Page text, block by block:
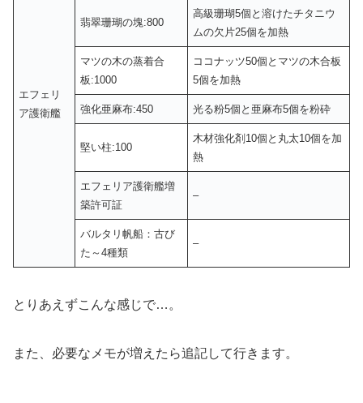
エフェリ
ア護衛艦
翡翠珊瑚の塊:800
高級珊瑚5個と溶けたチタニウ
ムの欠片25個を加熱
マツの木の蒸着合
板:1000
ココナッツ50個とマツの木合板
5個を加熱
強化亜麻布:450 光る粉5個と亜麻布5個を粉砕
堅い柱:100
木材強化剤10個と丸太10個を加
熱
エフェリア護衛艦増
築許可証
–
バルタリ帆船：古び
た～4種類
–
とりあえずこんな感じで…。
また、必要なメモが増えたら追記して行きます。